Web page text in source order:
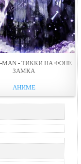
MAN - ТИККИ НА ФОНЕ
ЗАМКА
АНИМЕ